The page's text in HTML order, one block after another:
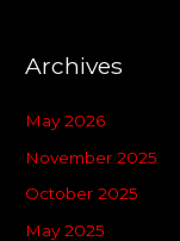
Archives
May 2026
November 2025
October 2025
May 2025